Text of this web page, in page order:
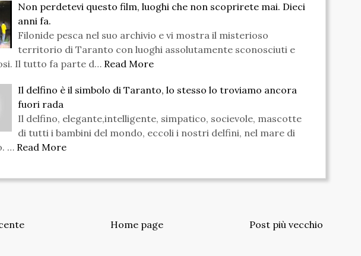
Non perdetevi questo film, luoghi che non scoprirete mai. Dieci
anni fa.
Filonide pesca nel suo archivio e vi mostra il misterioso
territorio di Taranto con luoghi assolutamente sconosciuti e
Il tutto fa parte d… Read More
Il delfino è il simbolo di Taranto, lo stesso lo troviamo ancora
fuori rada
Il delfino, elegante,intelligente, simpatico, socievole, mascotte
di tutti i bambini del mondo, eccoli i nostri delfini, nel mare di
… Read More
Post più vecchio
Home page